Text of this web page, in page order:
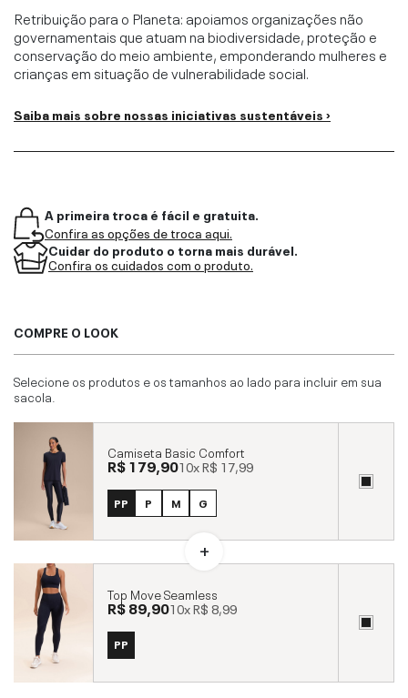
Retribuição para o Planeta: apoiamos organizações não
governamentais que atuam na biodiversidade, proteção e
conservação do meio ambiente, emponderando mulheres e
crianças em situação de vulnerabilidade social.
Saiba mais sobre nossas iniciativas sustentáveis ›
A primeira troca é fácil e gratuita.
Confira as opções de troca aqui.
Cuidar do produto o torna mais durável.
Confira os cuidados com o produto.
COMPRE O LOOK
Selecione os produtos e os tamanhos ao lado para incluir em sua
sacola.
Camiseta Basic Comfort
R$ 179,9010xR$ 17,99
PP P M G
Top Move Seamless
R$ 89,9010xR$ 8,99
PP